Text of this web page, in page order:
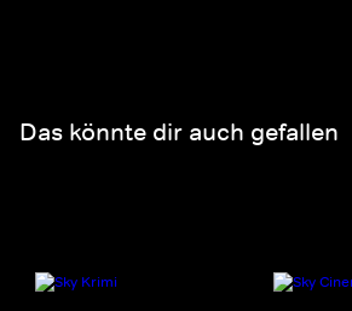
Das könnte dir auch gefallen